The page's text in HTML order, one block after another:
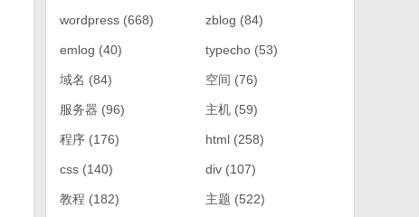
wordpress(668) zblog (84)
emlog (40) typecho (53)
域名 (84) 空间 (76)
服务器 (96) 主机 (59)
程序(176) html (258)
css(140) div (107)
教程 (182) 主题 (522)